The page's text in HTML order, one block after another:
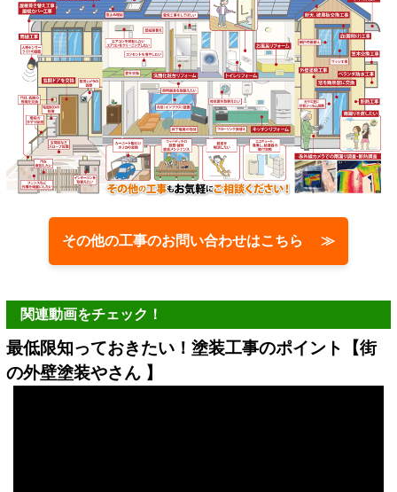
その他の工事のお問い合わせはこちら ≫
関連動画をチェック！
最低限知っておきたい！塗装工事のポイント【街
の外壁塗装やさん 】